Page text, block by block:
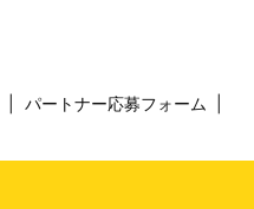
パートナー応募フォーム